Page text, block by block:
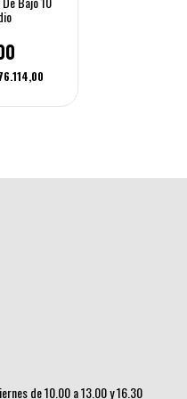
de 10.00 a 13.00 y 16.30